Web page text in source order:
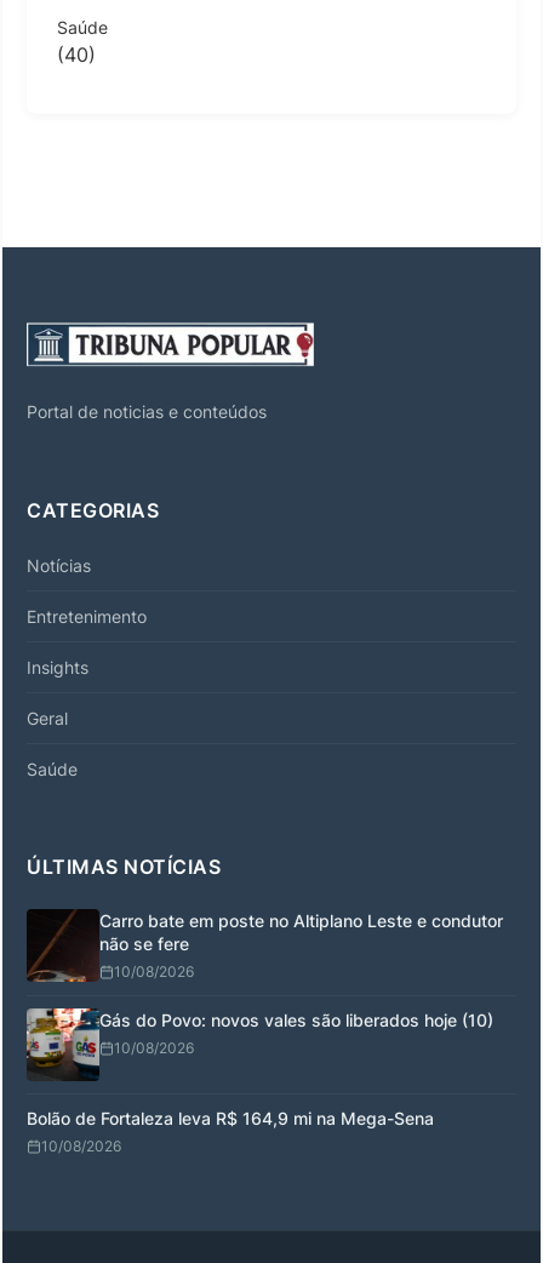
Saúde
(40)
Portal de noticias e conteúdos
CATEGORIAS
Notícias
Entretenimento
Insights
Geral
Saúde
ÚLTIMAS NOTÍCIAS
Carro bate em poste no Altiplano Leste e condutor
não se fere
10/08/2026
Gás do Povo: novos vales são liberados hoje (10)
10/08/2026
Bolão de Fortaleza leva R$ 164,9 mi na Mega-Sena
10/08/2026